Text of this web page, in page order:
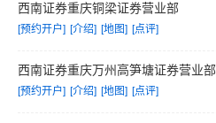
西南证券重庆铜梁证券营业部
[预约开户] [介绍] [地图] [点评]
西南证券重庆万州高笋塘证券营业部
[预约开户] [介绍] [地图] [点评]